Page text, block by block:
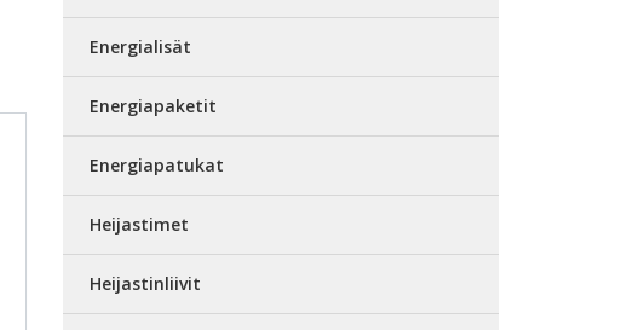
Energialisät
Energiapaketit
Energiapatukat
Heijastimet
Heijastinliivit